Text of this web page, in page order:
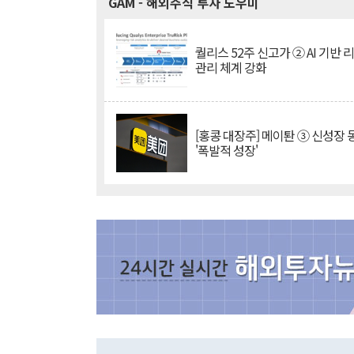
퀄리스 52주 신고가 ② AI 기반
관리 체계 강화
[홍콩 대장주] 메이퇀 ③ 신성장
'폭발적 성장'